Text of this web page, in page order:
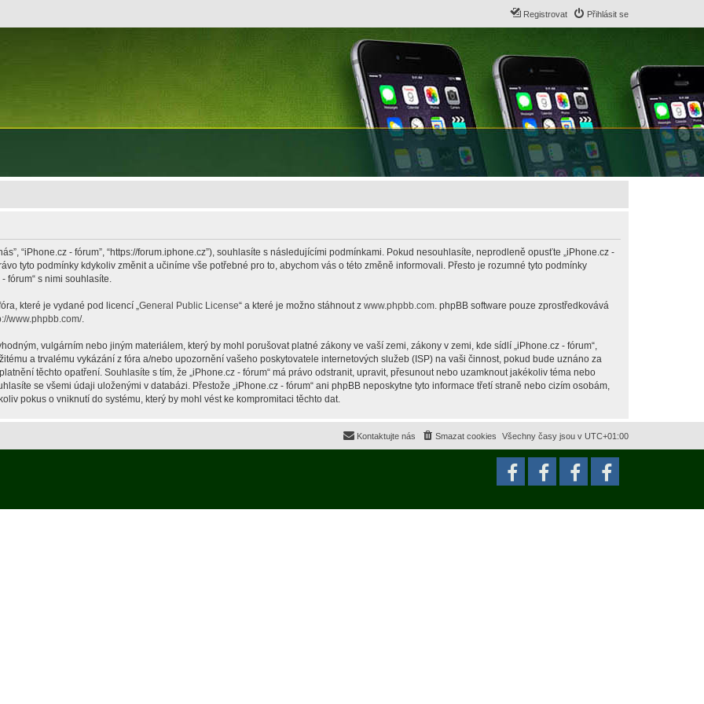
Přihlásit se
Registrovat
“iPhone.cz - fórum”, “https://forum.iphone.cz”), souhlasíte s následujícími podmínkami. Pokud nesouhlasíte, neprodleně opusťte „iPhone.cz -
tyto podmínky kdykoliv změnit a učiníme vše potřebné pro to, abychom vás o této změně informovali. Přesto je rozumné tyto podmínky
fórum“ s nimi souhlasíte.
které je vydané pod licencí „General Public License“ a které je možno stáhnout z www.phpbb.com. phpBB software pouze zprostředkovává
www.phpbb.com/.
vulgárním nebo jiným materiálem, který by mohl porušovat platné zákony ve vaší zemi, zákony v zemi, kde sídlí „iPhone.cz - fórum“,
a trvalému vykázání z fóra a/nebo upozornění vašeho poskytovatele internetových služeb (ISP) na vaši činnost, pokud bude uznáno za
těchto opatření. Souhlasíte s tím, že „iPhone.cz - fórum“ má právo odstranit, upravit, přesunout nebo uzamknout jakékoliv téma nebo
se všemi údaji uloženými v databázi. Přestože „iPhone.cz - fórum“ ani phpBB neposkytne tyto informace třetí straně nebo cizím osobám,
pokus o vniknutí do systému, který by mohl vést ke kompromitaci těchto dat.
Všechny časy jsou v UTC+01:00
Smazat cookies
Kontaktujte nás